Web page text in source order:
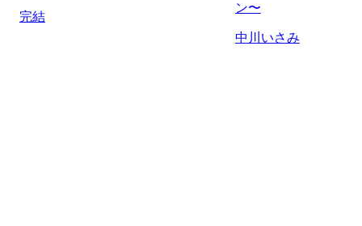
完結
ン〜
中川いさみ